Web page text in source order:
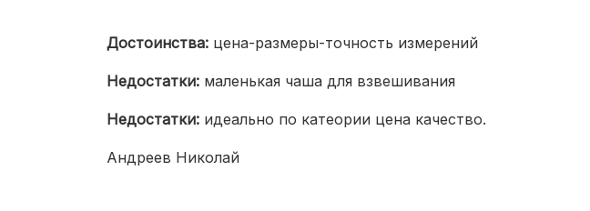
Достоинства: цена-размеры-точность измерений
Недостатки: маленькая чаша для взвешивания
Недостатки: идеально по катеории цена качество.
Андреев Николай